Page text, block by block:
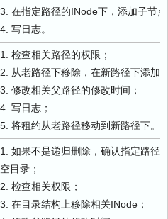
3. 在指定路径的INode下，添加子节
4. 写日志。
1. 检查相关路径的权限；
2. 从老路径下移除，在新路径下添加
3. 修改相关父路径的修改时间；
4. 写日志；
5. 将租约从老路径移动到新路径下。
1. 如果不是递归删除，确认指定路径
空目录；
2. 检查相关权限；
3. 在目录结构上移除相关INode；